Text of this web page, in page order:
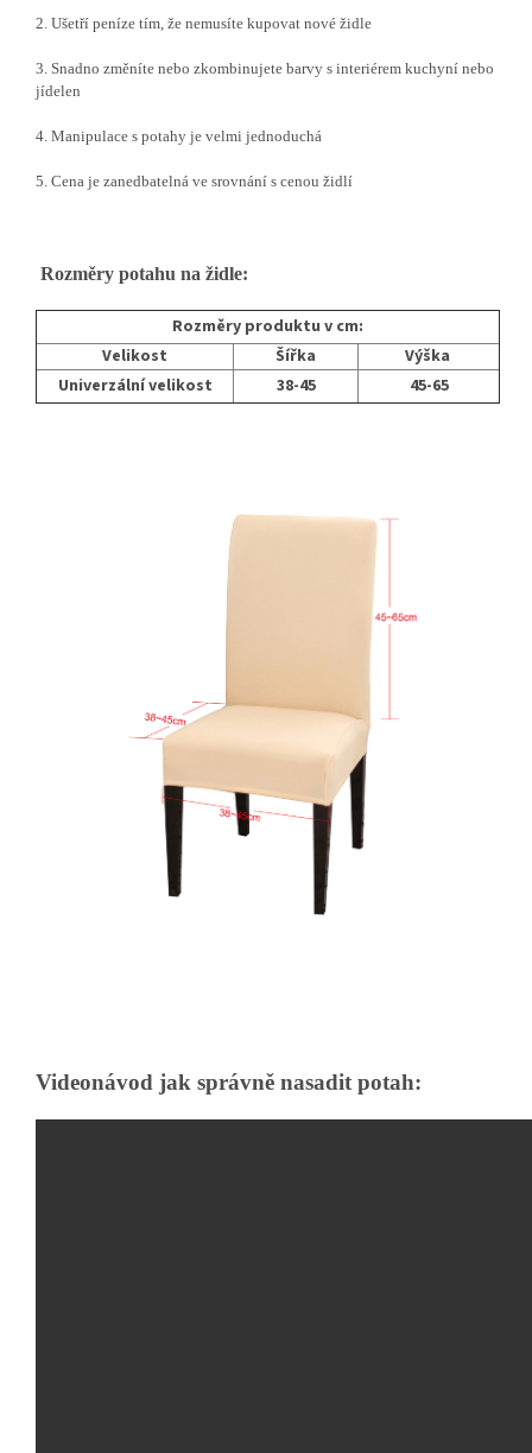
2. Ušetří peníze tím, že nemusíte kupovat nové židle
3. Snadno změníte nebo zkombinujete barvy s interiérem kuchyní nebo
jídelen
4. Manipulace s potahy je velmi jednoduchá
5. Cena je zanedbatelná ve srovnání s cenou židlí
Rozměry potahu na židle:
Rozměry produktu v cm:
Velikost
Šířka
Výška
Univerzální velikost
38-45 45-65
Videonávod jak správně nasadit potah: